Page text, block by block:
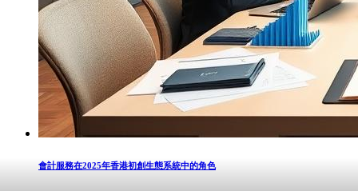
會計服務在2025年香港初創生態系統中的角色